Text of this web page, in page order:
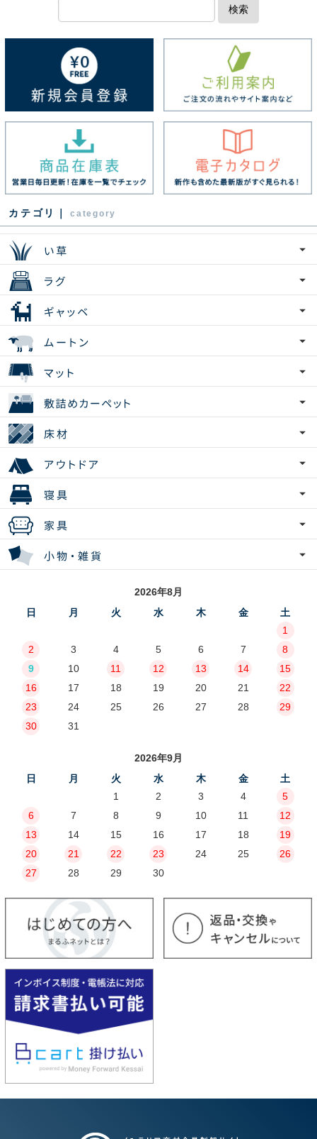
検索
カテゴリ｜ category
2026年8月
日
月 火 水 木 金
土
1
2
3 4 5 6 7
8
9
10 11 12 13 14
15
16
17 18 19 20 21
22
23
24 25 26 27 28
29
30
31
2026年9月
日
月 火 水 木 金
土
1
2 3 4
5
6
7 8 9 10 11
12
13
14 15 16 17 18
19
20
21 22 23 24 25
26
27
28 29 30